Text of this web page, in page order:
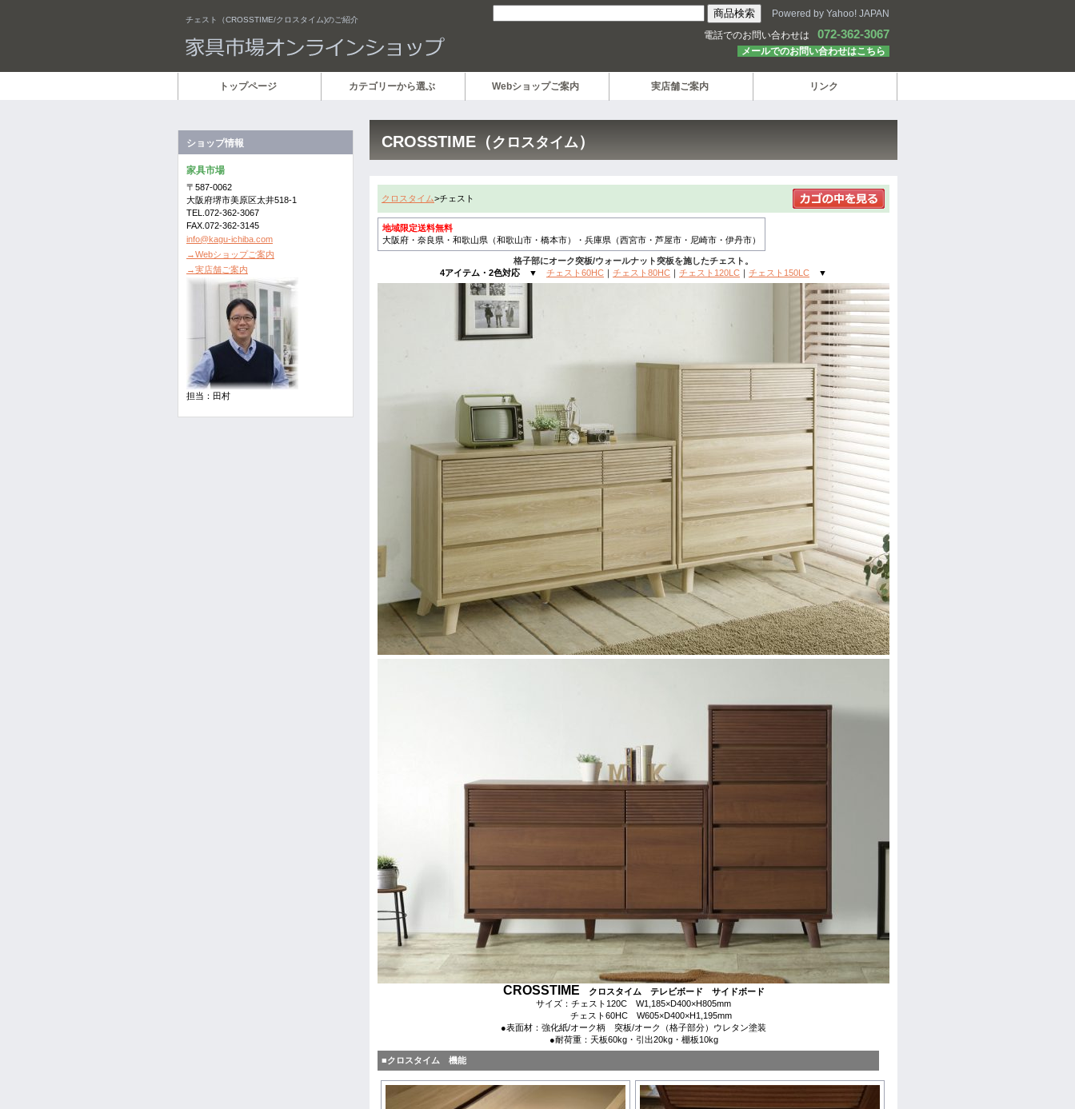
チェスト（CROSSTIME/クロスタイム)のご紹介
電話でのお問い合わせは 072-362-3067
メールでのお問い合わせはこちら
Powered by Yahoo! JAPAN
CROSSTIME（クロスタイム）
クロスタイム>チェスト
地域限定送料無料
大阪府・奈良県・和歌山県（和歌山市・橋本市）・兵庫県（西宮市・芦屋市・尼崎市・伊丹市）
格子部にオーク突板/ウォールナット突板を施したチェスト。
4アイテム・2色対応 ▼ チェスト60HC ｜ チェスト80HC ｜ チェスト120LC ｜ チェスト150LC ▼
CROSSTIME クロスタイム テレビボード サイドボード
サイズ：チェスト120C W1,185×D400×H805mm
チェスト60HC W605×D400×H1,195mm
●表面材：強化紙/オーク柄 突板/オーク（格子部分）ウレタン塗装
●耐荷重：天板60kg・引出20kg・棚板10kg
■クロスタイム 機能
トップページ カテゴリーから選ぶ Webショップご案内 実店舗ご案内 リンク
ショップ情報
家具市場
〒587-0062
大阪府堺市美原区太井518-1
TEL.072-362-3067
FAX.072-362-3145
info@kagu-ichiba.com
→Webショップご案内
→実店舗ご案内
担当：田村